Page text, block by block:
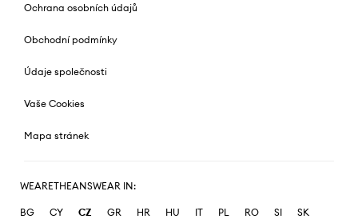
Ochrana osobních údajů
Obchodní podmínky
Údaje společnosti
Vaše Cookies
Mapa stránek
WEARETHEANSWEAR IN:
BG CY CZ GR HR HU IT PL RO SI
SK